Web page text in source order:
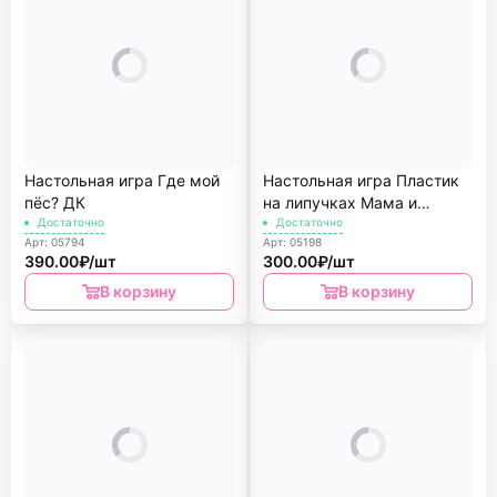
Настольная игра Где мой
пёс? ДК
Достаточно
Арт: 05794
390.00₽/шт
В корзину
Настольная игра Пластик
на липучках Мама и
малыш ДК
Достаточно
Арт: 05198
300.00₽/шт
В корзину